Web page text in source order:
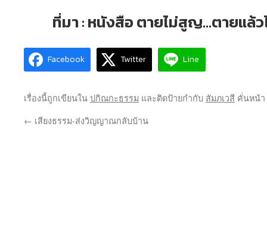
ที่มา : หนังสือ ตายไม่สูญ…ตายแล้ว
Facebook Twitter Line
เรื่องนี้ถูกเขียนในปกิณกะธรรม และติดป้ายกำกับ สัมภเวสี คั่นหน้า
← เสียงธรรม-ส่งวิญญาณกลับบ้าน